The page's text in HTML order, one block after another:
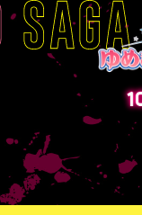
G
O